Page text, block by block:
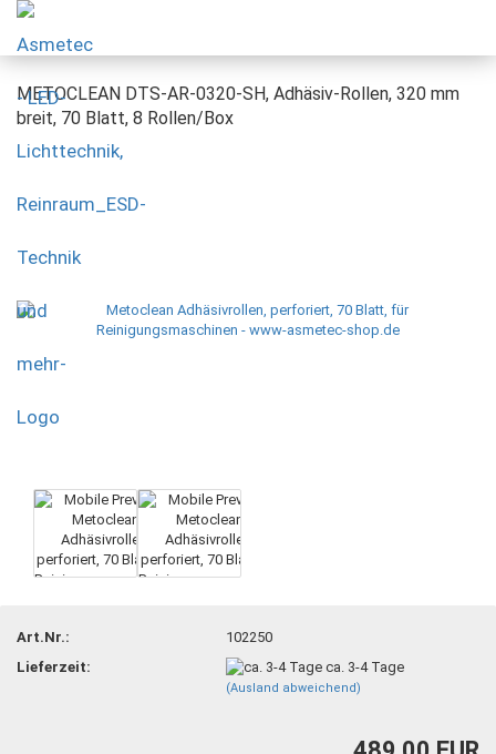
METOCLEAN DTS-AR-0320-SH, Adhäsiv-Rollen, 320 mm
breit, 70 Blatt, 8 Rollen/Box
Art.Nr.:
102250
Lieferzeit:
ca. 3-4 Tage
(Ausland abweichend)